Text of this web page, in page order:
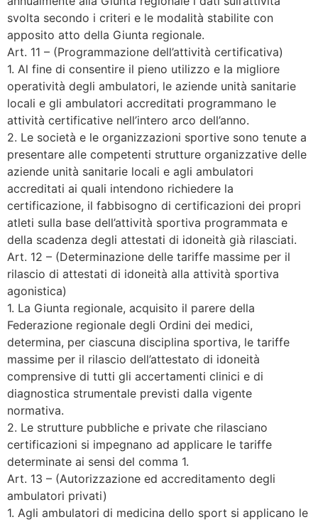
svolta secondo i criteri e le modalità stabilite con
apposito atto della Giunta regionale.
Art. 11 – (Programmazione dell’attività certificativa)
1. Al fine di consentire il pieno utilizzo e la migliore
operatività degli ambulatori, le aziende unità sanitarie
locali e gli ambulatori accreditati programmano le
attività certificative nell’intero arco dell’anno.
2. Le società e le organizzazioni sportive sono tenute a
presentare alle competenti strutture organizzative delle
aziende unità sanitarie locali e agli ambulatori
accreditati ai quali intendono richiedere la
certificazione, il fabbisogno di certificazioni dei propri
atleti sulla base dell’attività sportiva programmata e
della scadenza degli attestati di idoneità già rilasciati.
Art. 12 – (Determinazione delle tariffe massime per il
rilascio di attestati di idoneità alla attività sportiva
agonistica)
1. La Giunta regionale, acquisito il parere della
Federazione regionale degli Ordini dei medici,
determina, per ciascuna disciplina sportiva, le tariffe
massime per il rilascio dell’attestato di idoneità
comprensive di tutti gli accertamenti clinici e di
diagnostica strumentale previsti dalla vigente
normativa.
2. Le strutture pubbliche e private che rilasciano
certificazioni si impegnano ad applicare le tariffe
determinate ai sensi del comma 1.
Art. 13 – (Autorizzazione ed accreditamento degli
ambulatori privati)
1. Agli ambulatori di medicina dello sport si applicano le